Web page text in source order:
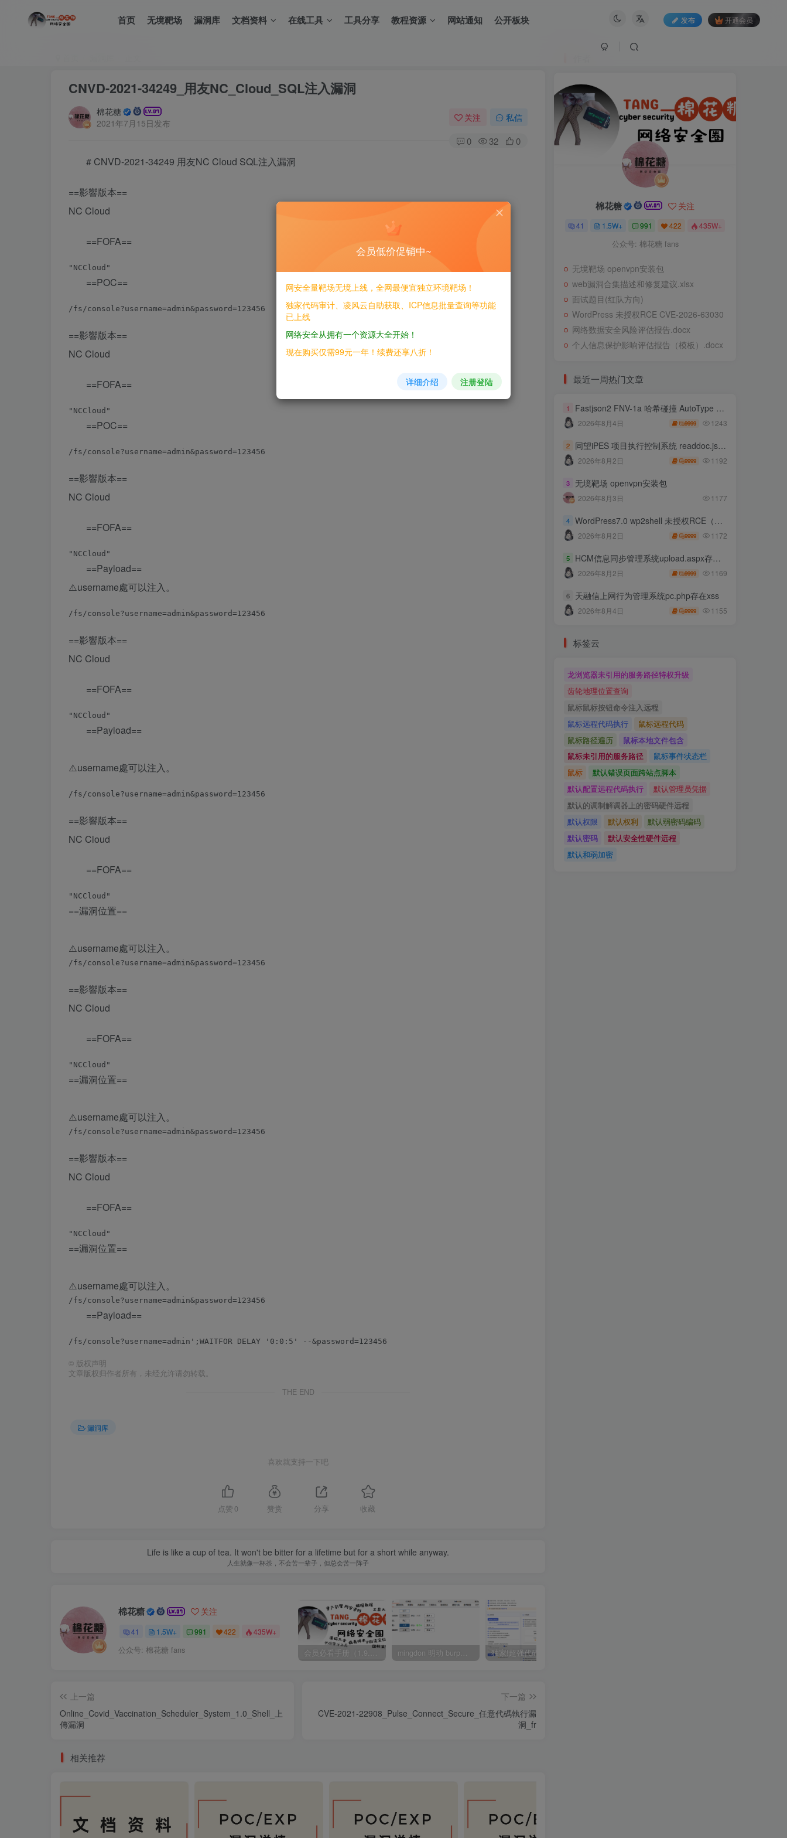
首页 无境靶场 漏洞库 文档资料 在线工具 工具分享 教程资源 网站通知 公开板块 发布 开通会员
CNVD-2021-34249_用友NC_Cloud_SQL注入漏洞
棉花糖
2021年7月15日发布
关注 私信
0 32 0
# CNVD-2021-34249 用友NC Cloud SQL注入漏洞
==影響版本==
NC Cloud
==FOFA==
==POC==
==影響版本==
NC Cloud
==FOFA==
==POC==
==影響版本==
NC Cloud
==FOFA==
==Payload==
⚠️️username處可以注入。
==影響版本==
NC Cloud
==FOFA==
==Payload==
⚠️️username處可以注入。
==影響版本==
NC Cloud
==FOFA==
==漏洞位置==
⚠️️username處可以注入。
==影響版本==
NC Cloud
==FOFA==
==漏洞位置==
⚠️️username處可以注入。
==影響版本==
NC Cloud
==FOFA==
==漏洞位置==
⚠️️username處可以注入。
==Payload==
© 版权声明
文章版权归作者所有，未经允许请勿转载。
THE END
漏洞库
喜欢就支持一下吧
点赞 0 赞赏 分享 收藏
Life is like a cup of tea. It won't be bitter for a lifetime but for a short while anyway.
人生就像一杯茶，不会苦一辈子，但总会苦一阵子
棉花糖 关注
41 1.5W+ 991 422 435W+
公众号: 棉花糖 fans
上一篇
Online_Covid_Vaccination_Scheduler_System_1.0_Shell_上
傳漏洞
下一篇
CVE-2021-22908_Pulse_Connect_Secure_任意代碼執行漏
洞_fr
相关推荐
棉花糖 关注
41 1.5W+ 991 422 435W+
公众号: 棉花糖 fans
无境靶场 openvpn安装包
web漏洞合集描述和修复建议.xlsx
面试题目(红队方向)
WordPress 未授权RCE CVE-2026-63030
网络数据安全风险评估报告.docx
个人信息保护影响评估报告（模板）.docx
最近一周热门文章
1 Fastjson2 FNV-1a 哈希碰撞 AutoType 绕过远程代码执行
2026年8月4日 9999 1243
2 同望iPES 项目执行控制系统 readdoc.jsp存在任意文件读取
2026年8月2日 9999 1192
3 无境靶场 openvpn安装包
2026年8月3日 1177
4 WordPress7.0 wp2shell 未授权RCE（CVE-2026-63030 CVE-2026-60137）
2026年8月2日 9999 1172
5 HCM信息同步管理系统upload.aspx存在任意文件上传
2026年8月2日 9999 1169
6 天融信上网行为管理系统pc.php存在xss
2026年8月4日 9999 1155
标签云
龙浏览器未引用的服务路径特权升级
齿轮地理位置查询
鼠标鼠标按钮命令注入远程
鼠标远程代码执行
鼠标远程代码
鼠标路径遍历
鼠标本地文件包含
鼠标未引用的服务路径
鼠标事件状态栏
鼠标
默认错误页面跨站点脚本
默认配置远程代码执行
默认管理员凭据
默认的调制解调器上的密码硬件远程
默认权限
默认权利
默认弱密码编码
默认密码
默认安全性硬件远程
默认和弱加密
会员低价促销中~
网安全量靶场无境上线，全网最便宜独立环境靶场！
独家代码审计、凌风云自助获取、ICP信息批量查询等功能
已上线
网络安全从拥有一个资源大全开始！
现在购买仅需99元一年！续费还享八折！
详细介绍 注册登陆